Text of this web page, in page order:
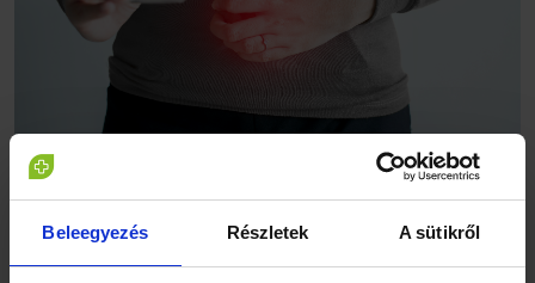
Beleegyezés Részletek A sütikről
A kivizsgálás módja is eltérő